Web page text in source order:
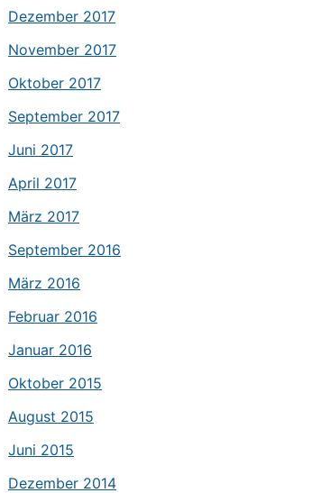
Dezember 2017
November 2017
Oktober 2017
September 2017
Juni 2017
April 2017
März 2017
September 2016
März 2016
Februar 2016
Januar 2016
Oktober 2015
August 2015
Juni 2015
Dezember 2014